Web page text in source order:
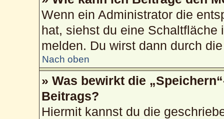
Wenn ein Administrator die
hat, siehst du eine
melden. Du wirst dann durch
Nach oben
» Was bewirkt die
Beitrags?
Hiermit kannst du die